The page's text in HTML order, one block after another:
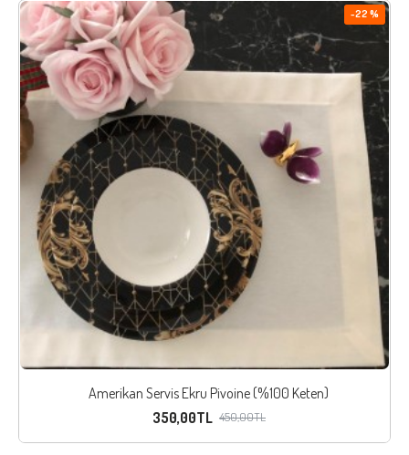
-22 %
Amerikan Servis Ekru Pivoine (%100 Keten)
350,00TL 450,00TL